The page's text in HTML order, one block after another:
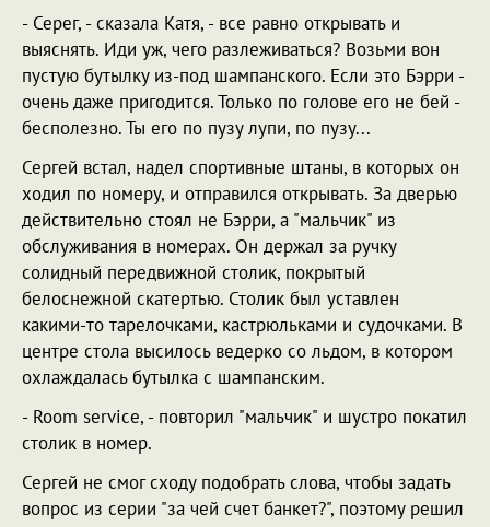
- Серег, - сказала Катя, - все равно открывать и
выяснять. Иди уж, чего разлеживаться? Возьми вон
пустую бутылку из-под шампанского. Если это Бэрри -
очень даже пригодится. Только по голове его не бей -
бесполезно. Ты его по пузу лупи, по пузу...
Сергей встал, надел спортивные штаны, в которых он
ходил по номеру, и отправился открывать. За дверью
действительно стоял не Бэрри, а "мальчик" из
обслуживания в номерах. Он держал за ручку
солидный передвижной столик, покрытый
белоснежной скатертью. Столик был уставлен
какими-то тарелочками, кастрюльками и судочками. В
центре стола высилось ведерко со льдом, в котором
охлаждалась бутылка с шампанским.
- Room service, - повторил "мальчик" и шустро покатил
столик в номер.
Сергей не смог сходу подобрать слова, чтобы задать
вопрос из серии "за чей счет банкет?", поэтому решил